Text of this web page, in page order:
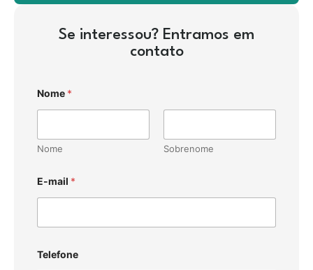
Se interessou? Entramos em
contato
Nome *
Nome Sobrenome
E-mail *
Telefone